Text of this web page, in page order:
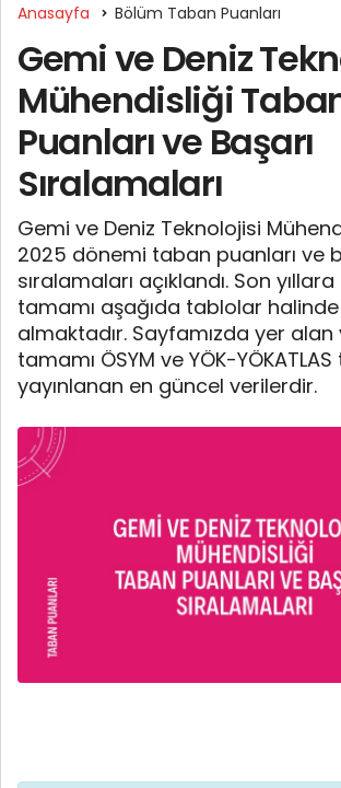
Anasayfa Bölüm Taban Puanları
Gemi ve Deniz
Mühendisliği
Puanları ve Başarı
Sıralamaları
Gemi ve Deniz Teknolojisi
2025 dönemi taban puanları ve
sıralamaları açıklandı. Son
tamamı aşağıda tablolar
almaktadır. Sayfamızda yer alan
tamamı ÖSYM ve YÖK-
yayınlanan en güncel verilerdir.